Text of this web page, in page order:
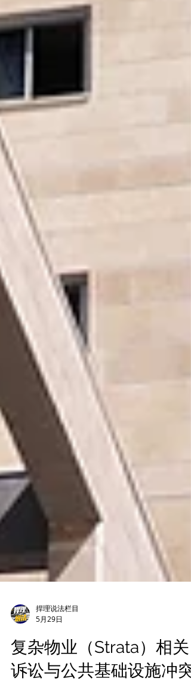
捍理说法栏目
5月29日
复杂物业（Strata）相关